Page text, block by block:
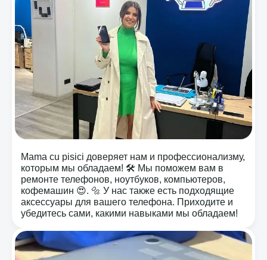
Mama cu pisici доверяет нам и профессионализму,
которым мы обладаем! 🛠️ Мы поможем вам в
ремонте телефонов, ноутбуков, компьютеров,
кофемашин 😍. 🔩 У нас также есть подходящие
аксессуары для вашего телефона. Приходите и
убедитесь сами, какими навыками мы обладаем!